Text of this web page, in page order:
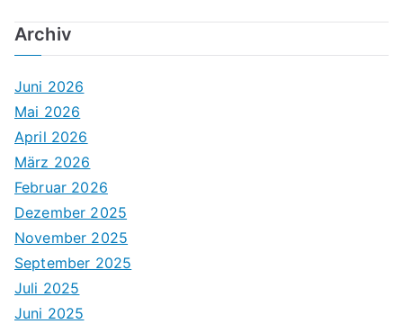
Archiv
Juni 2026
Mai 2026
April 2026
März 2026
Februar 2026
Dezember 2025
November 2025
September 2025
Juli 2025
Juni 2025